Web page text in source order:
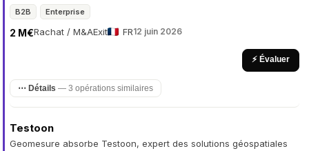
B2B Enterprise
Rachat / M&A
2 M€ Exit FR12 juin 2026
⚡ Évaluer
⋯ Détails — 3 opérations similaires
Testoon
Geomesure absorbe Testoon, expert des solutions géospatiales